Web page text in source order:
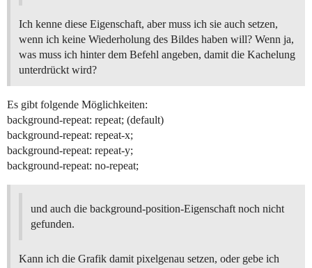
Ich kenne diese Eigenschaft, aber muss ich sie auch setzen,
wenn ich keine Wiederholung des Bildes haben will? Wenn ja,
was muss ich hinter dem Befehl angeben, damit die Kachelung
unterdrückt wird?
Es gibt folgende Möglichkeiten:
background-repeat: repeat; (default)
background-repeat: repeat-x;
background-repeat: repeat-y;
background-repeat: no-repeat;
und auch die background-position-Eigenschaft noch nicht
gefunden.
Kann ich die Grafik damit pixelgenau setzen, oder gebe ich